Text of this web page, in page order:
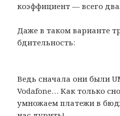
коэффициент — всего два.
Даже в таком варианте
бдительность:
Ведь сначала они были
Vodafone… Как только
умножаем платежи в